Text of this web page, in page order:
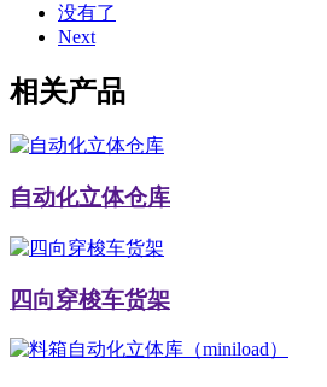
没有了
Next
相关产品
自动化立体仓库
四向穿梭车货架